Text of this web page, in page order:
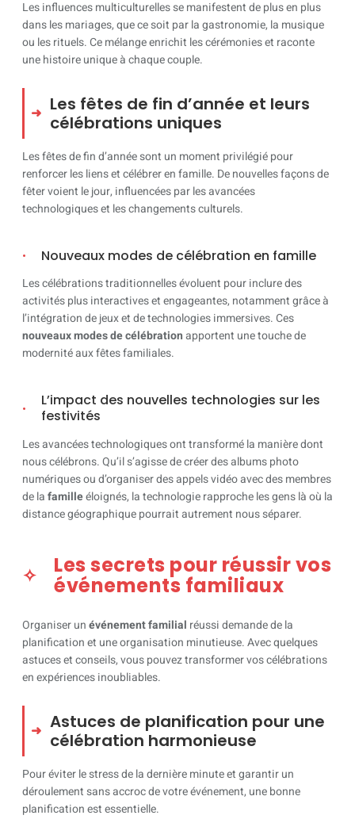
Les influences multiculturelles se manifestent de plus en plus
dans les mariages, que ce soit par la gastronomie, la musique
ou les rituels. Ce mélange enrichit les cérémonies et raconte
une histoire unique à chaque couple.
Les fêtes de fin d’année et leurs
célébrations uniques
Les fêtes de fin d’année sont un moment privilégié pour
renforcer les liens et célébrer en famille. De nouvelles façons de
fêter voient le jour, influencées par les avancées
technologiques et les changements culturels.
Nouveaux modes de célébration en famille
Les célébrations traditionnelles évoluent pour inclure des
activités plus interactives et engageantes, notamment grâce à
l’intégration de jeux et de technologies immersives. Ces
nouveaux modes de célébrationapportent une touche de
modernité aux fêtes familiales.
L’impact des nouvelles technologies sur les
festivités
Les avancées technologiques ont transformé la manière dont
nous célébrons. Qu’il s’agisse de créer des albums photo
numériques ou d’organiser des appels vidéo avec des membres
de lafamilleéloignés, la technologie rapproche les gens là où la
distance géographique pourrait autrement nous séparer.
Les secrets pour réussir vos
événements familiaux
Organiser unévénement familial réussi demande de la
planification et une organisation minutieuse. Avec quelques
astuces et conseils, vous pouvez transformer vos célébrations
en expériences inoubliables.
Astuces de planification pour une
célébration harmonieuse
Pour éviter le stress de la dernière minute et garantir un
déroulement sans accroc de votre événement, une bonne
planification est essentielle.